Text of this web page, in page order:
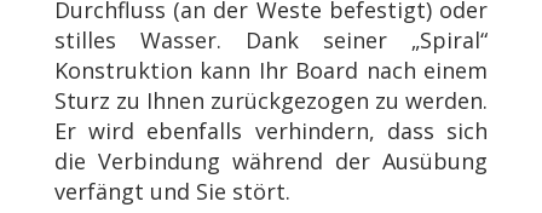
Durchfluss (an der Weste befestigt) oder
stilles Wasser. Dank seiner „Spiral“
Konstruktion kann Ihr Board nach einem
Sturz zu Ihnen zurückgezogen zu werden.
Er wird ebenfalls verhindern, dass sich
die Verbindung während der Ausübung
verfängt und Sie stört.